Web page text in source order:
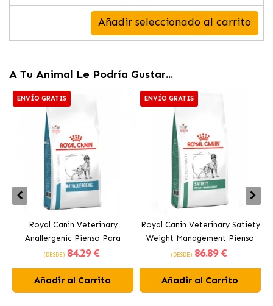
Añadir seleccionado al carrito
A Tu Animal Le Podría Gustar...
ENVÍO GRATIS
Royal Canin Veterinary
Anallergenic Pienso Para
Perros Adultos
(DESDE) 84.29 €
Añadir al Carrito
ENVÍO GRATIS
Royal Canin Veterinary Satiety
Weight Management Pienso
Para Perros Adultos
(DESDE) 86.89 €
Añadir al Carrito